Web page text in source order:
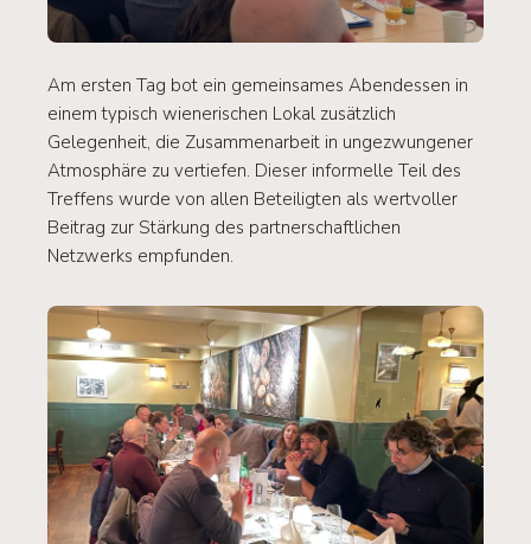
Am ersten Tag bot ein gemeinsames Abendessen in
einem typisch wienerischen Lokal zusätzlich
Gelegenheit, die Zusammenarbeit in ungezwungener
Atmosphäre zu vertiefen. Dieser informelle Teil des
Treffens wurde von allen Beteiligten als wertvoller
Beitrag zur Stärkung des partnerschaftlichen
Netzwerks empfunden.